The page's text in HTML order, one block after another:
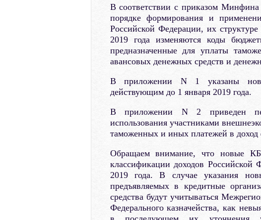
В соответствии с приказом
порядке формирования и
Российской Федерации, их
2019 года изменяются коды
предназначенные для уплаты
авансовых денежных средств и
В приложении N 1 указаны
действующим до 1 января 2019 года.
В приложении N 2 приведен
использования участниками
таможенных и иных платежей в доход
Обращаем внимание, что новые
классификации доходов Российской
2019 года. В случае указания
предъявляемых в кредитные
средства будут учитываться
Федерального казначейства, как